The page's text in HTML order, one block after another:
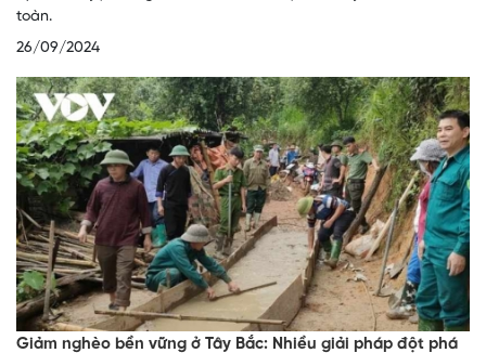
toàn.
26/09/2024
Giảm nghèo bền vững ở Tây Bắc: Nhiều giải pháp đột phá